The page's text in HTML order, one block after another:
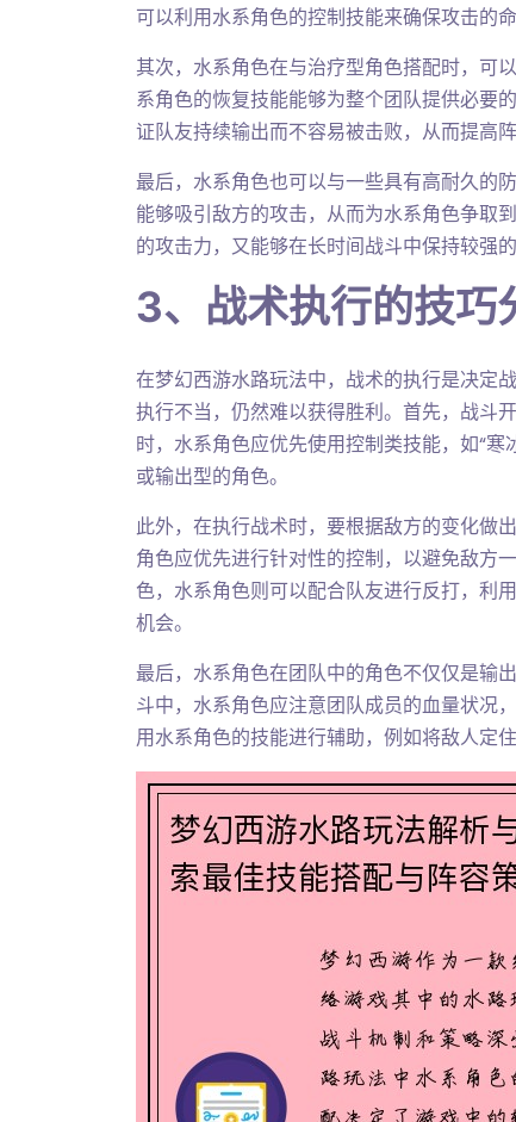
可以利用水系角色的控制技能来确保攻击的命
其次，水系角色在与治疗型角色搭配时，可
系角色的恢复技能能够为整个团队提供必要
证队友持续输出而不容易被击败，从而提高阵
最后，水系角色也可以与一些具有高耐久的
能够吸引敌方的攻击，从而为水系角色争取
的攻击力，又能够在长时间战斗中保持较强的
3、战术执行的技巧
在梦幻西游水路玩法中，战术的执行是决定
执行不当，仍然难以获得胜利。首先，战斗
时，水系角色应优先使用控制类技能，如“
或输出型的角色。
此外，在执行战术时，要根据敌方的变化做
角色应优先进行针对性的控制，以避免敌方
色，水系角色则可以配合队友进行反打，利
机会。
最后，水系角色在团队中的角色不仅仅是输
斗中，水系角色应注意团队成员的血量状况
用水系角色的技能进行辅助，例如将敌人定